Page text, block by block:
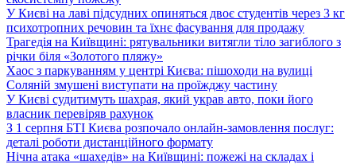
У Києві на лаві підсудних опиняться двоє студентів через 3 кг
психотропних речовин та їхнє фасування для продажу
Трагедія на Київщині: рятувальники витягли тіло загиблого з
річки біля «Золотого пляжу»
Хаос з паркуванням у центрі Києва: пішоходи на вулиці
Соляній змушені виступати на проїжджу частину
У Києві судитимуть шахрая, який украв авто, поки його
власник перевіряв рахунок
З 1 серпня БТІ Києва розпочало онлайн-замовлення послуг:
деталі роботи дистанційного формату
Нічна атака «шахедів» на Київщині: пожежі на складах і